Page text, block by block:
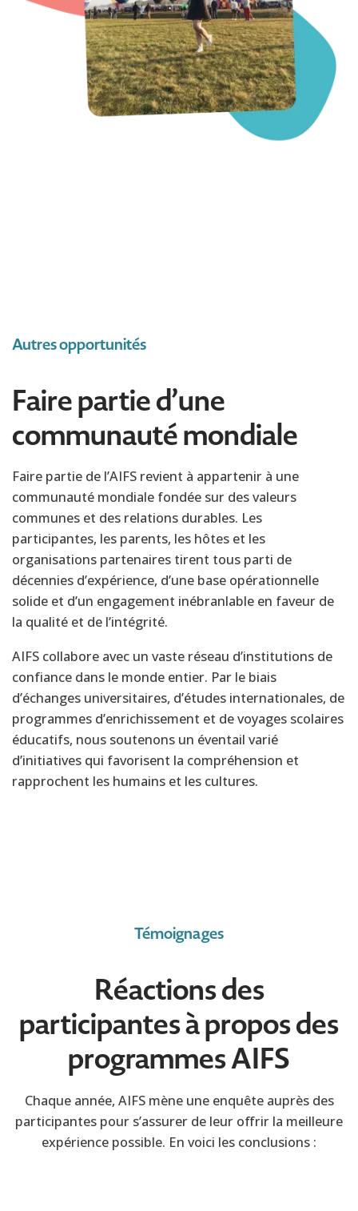
Autres opportunités
Faire partie d’une
communauté mondiale
Faire partie de l’AIFS revient à appartenir à une
communauté mondiale fondée sur des valeurs
communes et des relations durables. Les
participantes, les parents, les hôtes et les
organisations partenaires tirent tous parti de
décennies d’expérience, d’une base opérationnelle
solide et d’un engagement inébranlable en faveur de
la qualité et de l’intégrité.
AIFS collabore avec un vaste réseau d’institutions de
confiance dans le monde entier. Par le biais
d’échanges universitaires, d’études internationales, de
programmes d’enrichissement et de voyages scolaires
éducatifs, nous soutenons un éventail varié
d’initiatives qui favorisent la compréhension et
rapprochent les humains et les cultures.
Témoignages
Réactions des
participantes à propos des
programmes AIFS
Chaque année, AIFS mène une enquête auprès des
participantes pour s’assurer de leur offrir la meilleure
expérience possible. En voici les conclusions :